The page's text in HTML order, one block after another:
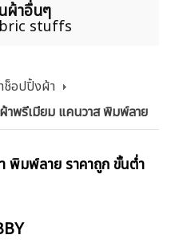
ผ้าอื่นๆ
stuffs
ช็อปปิ้งผ้า
าพรีเมียม แคนวาส พิมพ์ลาย
พิมพ์ลาย ราคาถูก ขั้นต่ำ